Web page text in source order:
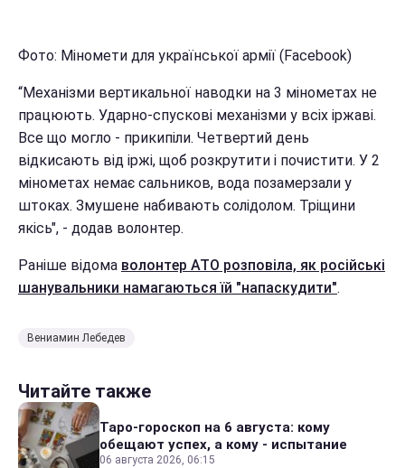
Фото: Міномети для української армії (Facebook)
“Механізми вертикальної наводки на 3 мінометах не
працюють. Ударно-спускові механізми у всіх іржаві.
Все що могло - прикипіли. Четвертий день
відкисають від іржі, щоб розкрутити і почистити. У 2
мінометах немає сальников, вода позамерзали у
штоках. Змушене набивають солідолом. Тріщини
якісь", - додав волонтер.
Раніше відома волонтер АТО розповіла, як російські
шанувальники намагаються їй "напаскудити".
Вениамин Лебедев
Читайте также
Таро-гороскоп на 6 августа: кому
обещают успех, а кому - испытание
06 августа 2026, 06:15